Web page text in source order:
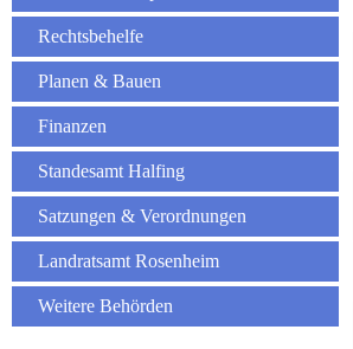
Rechtsbehelfe
Planen & Bauen
Finanzen
Standesamt Halfing
Satzungen & Verordnungen
Landratsamt Rosenheim
Weitere Behörden